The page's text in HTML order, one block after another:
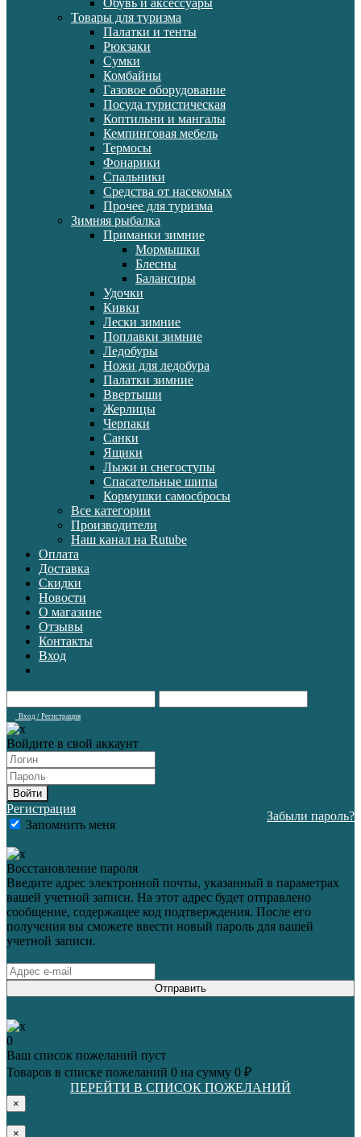
Обувь и аксессуары
Товары для туризма
Палатки и тенты
Рюкзаки
Сумки
Комбайны
Газовое оборудование
Посуда туристическая
Коптильни и мангалы
Кемпинговая мебель
Термосы
Фонарики
Спальники
Средства от насекомых
Прочее для туризма
Зимняя рыбалка
Приманки зимние
Мормышки
Блесны
Балансиры
Удочки
Кивки
Лески зимние
Поплавки зимние
Ледобуры
Ножи для ледобура
Палатки зимние
Ввертыши
Жерлицы
Черпаки
Санки
Ящики
Лыжи и снегоступы
Спасательные шипы
Кормушки самосбросы
Все категории
Производители
Наш канал на Rutube
Оплата
Доставка
Скидки
Новости
О магазине
Отзывы
Контакты
Вход
Вход / Регистрация
Войдите в свой аккаунт
Войти
Регистрация
Запомнить меня
Забыли пароль?
Восстановление пароля
Введите адрес электронной почты, указанный в параметрах
вашей учетной записи. На этот адрес будет отправлено
сообщение, содержащее код подтверждения. После его
получения вы сможете ввести новый пароль для вашей
учетной записи.
Отправить
0
Ваш список пожеланий пуст
Товаров в списке пожеланий 0 на сумму 0 ₽
ПЕРЕЙТИ В СПИСОК ПОЖЕЛАНИЙ
×
×